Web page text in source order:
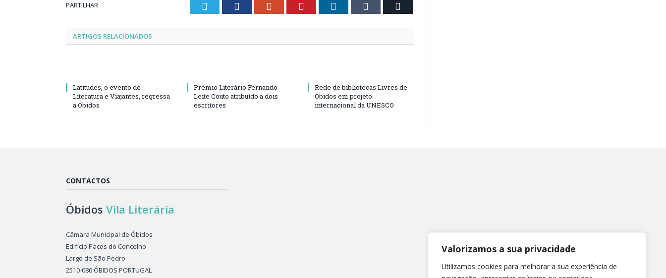
Valorizamos a sua privacidade
Utilizamos cookies para melhorar a sua experiência de
PARTILHAR Twitter Facebook Google+ Pinterest LinkedIn Tumblr
ARTIGOS RELACIONADOS
Latitudes, o evento de
Literatura e Viajantes, regressa
a Óbidos
Prémio Literário Fernando
Leite Couto atribuído a dois
escritores
Rede de bibliotecas Livres de
Óbidos em projeto
internacional da UNESCO
CONTACTOS
Óbidos Vila Literária
Câmara Municipal de Óbidos
Edifício Paços do Concelho
Largo de São Pedro
2510-086 ÓBIDOS PORTUGAL